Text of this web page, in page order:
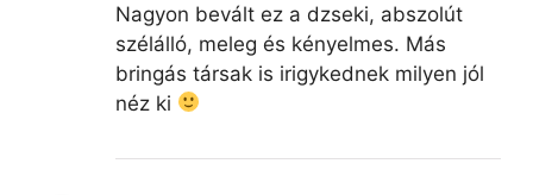
Nagyon bevált ez a dzseki, abszolút
szélálló, meleg és kényelmes. Más
bringás társak is irigykednek milyen jól
néz ki